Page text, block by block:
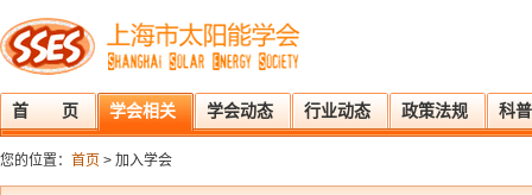
首 页 学会相关 学会动态 行业动态 政策法规 科
您的位置： 首页 > 加入学会